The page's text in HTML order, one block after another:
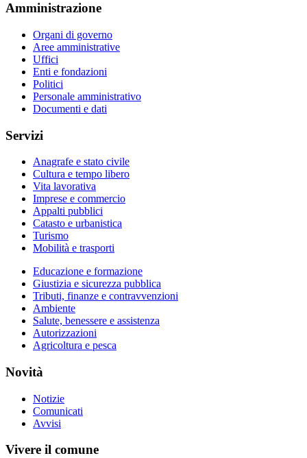
Amministrazione
Organi di governo
Aree amministrative
Uffici
Enti e fondazioni
Politici
Personale amministrativo
Documenti e dati
Servizi
Anagrafe e stato civile
Cultura e tempo libero
Vita lavorativa
Imprese e commercio
Appalti pubblici
Catasto e urbanistica
Turismo
Mobilità e trasporti
Educazione e formazione
Giustizia e sicurezza pubblica
Tributi, finanze e contravvenzioni
Ambiente
Salute, benessere e assistenza
Autorizzazioni
Agricoltura e pesca
Novità
Notizie
Comunicati
Avvisi
Vivere il comune